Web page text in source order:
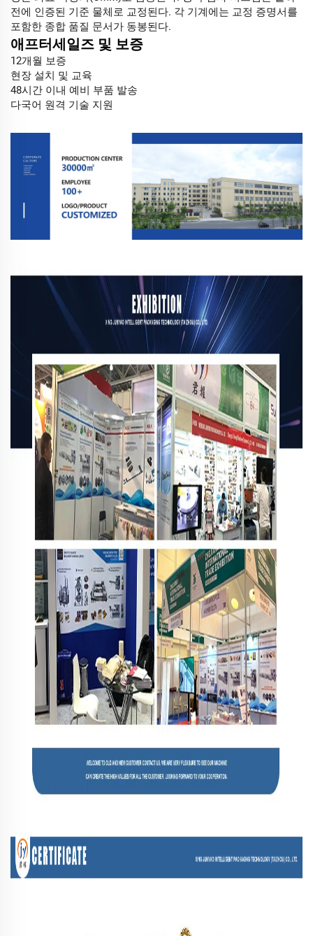
전에 인증된 기준 물체로 교정된다. 각 기계에는 교정 증명서를
포함한 종합 품질 문서가 동봉된다.
애프터세일즈 및 보증
12개월 보증
현장 설치 및 교육
48시간 이내 예비 부품 발송
다국어 원격 기술 지원